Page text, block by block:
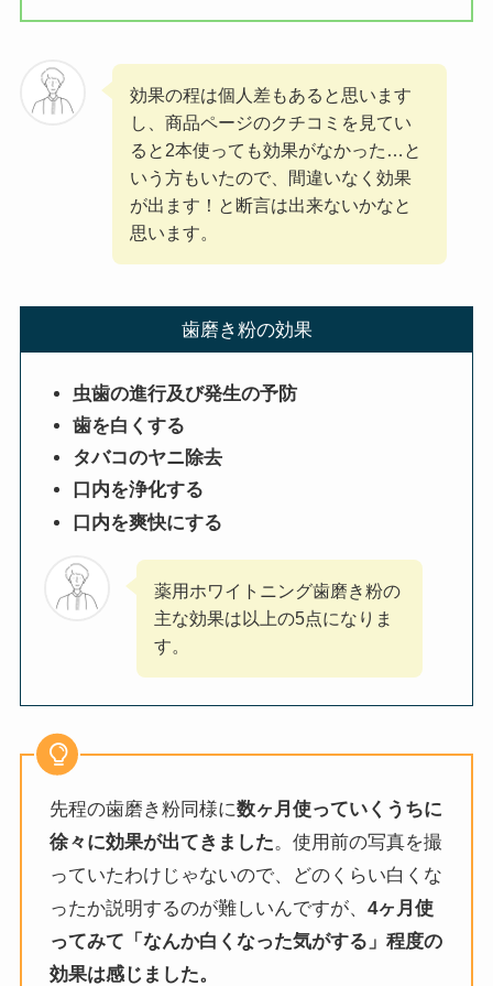
効果の程は個人差もあると思います
し、商品ページのクチコミを見てい
ると2本使っても効果がなかった…と
いう方もいたので、間違いなく効果
が出ます！と断言は出来ないかなと
思います。
歯磨き粉の効果
虫歯の進行及び発生の予防
歯を白くする
タバコのヤニ除去
口内を浄化する
口内を爽快にする
薬用ホワイトニング歯磨き粉の
主な効果は以上の5点になりま
す。
先程の歯磨き粉同様に数ヶ月使っていくうちに
徐々に効果が出てきました。使用前の写真を撮
っていたわけじゃないので、どのくらい白くな
ったか説明するのが難しいんですが、4ヶ月使
ってみて「なんか白くなった気がする」程度の
効果は感じました。